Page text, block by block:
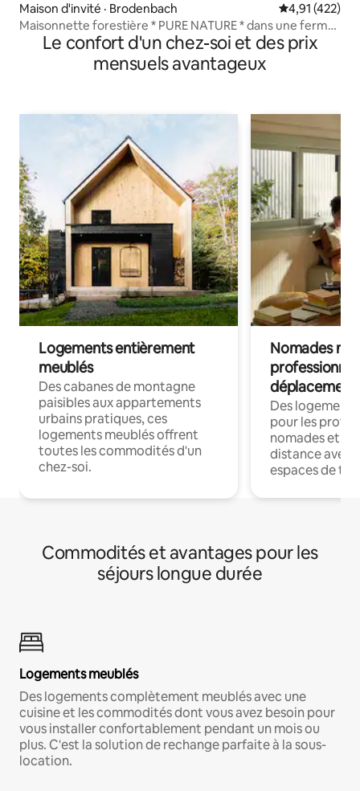
Maison d'invité · Brodenbach Note
4,91 (422)
Maisonnette forestière * PURE NATURE * dans une ferme
en pleine nature
Le confort d'un chez-soi et des prix
mensuels avantageux
Logements entièrement
meublés
Des cabanes de montagne
paisibles aux appartements
urbains pratiques, ces
logements meublés offrent
toutes les commodités d'un
chez-soi.
Nomades
déplacement
Des
pour les
nomades et
distance avec
espaces de
Commodités et avantages pour les
séjours longue durée
Logements meublés
Des logements complètement meublés avec une
cuisine et les commodités dont vous avez besoin pour
vous installer confortablement pendant un mois ou
plus. C'est la solution de rechange parfaite à la sous-
location.